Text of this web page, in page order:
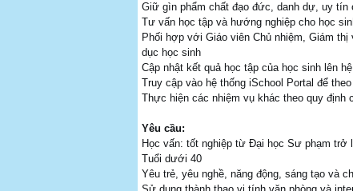
Giữ gìn phẩm chất đạo đức, danh dự, uy
Tư vấn học tập và hướng nghiệp cho học
Phối hợp với Giáo viên Chủ nhiệm, Giám
dục học sinh
Cập nhật kết quả học tập của học sinh lên
Truy cập vào hệ thống iSchool Portal để
Thực hiện các nhiệm vụ khác theo quy định
Yêu cầu:
Học vấn: tốt nghiệp từ Đại học Sư phạm
Tuổi dưới 40
Yêu trẻ, yêu nghề, năng động, sáng tạo và